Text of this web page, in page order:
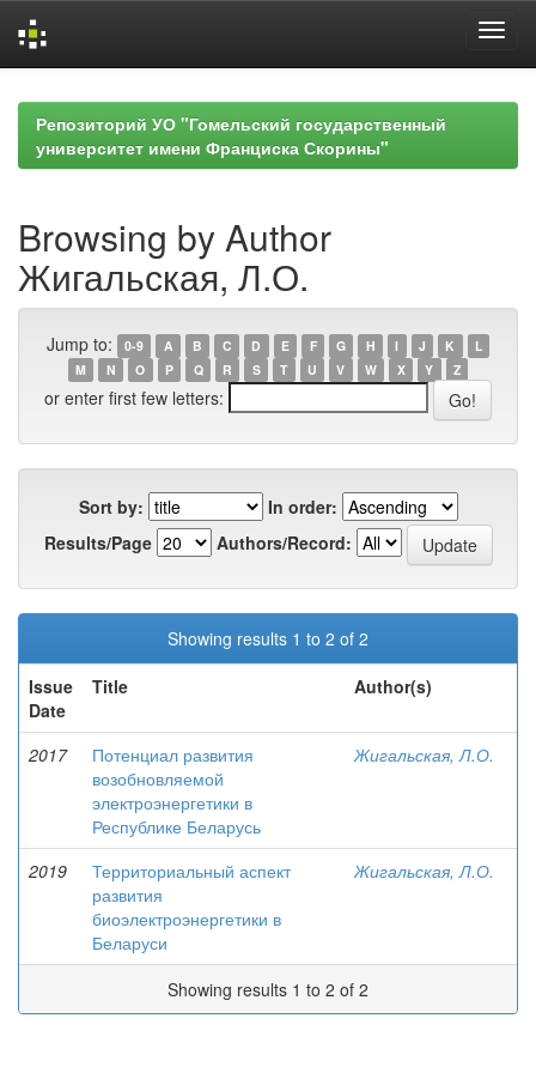
navigationРепозиторий УО "Гомельский государственный
университет имени Франциска Скорины"
Browsing by Author
Жигальская, Л.О.
Jump to: 0-9 A B C D E F G H I J K
L
M
N O P Q R S T U V W X Y Z
or enter first few letters:
Sort by:
In order:
Results/Page
Authors/Record:
Showing results 1 to 2 of 2
Issue
Date
Title Author(s)
2017
Потенциал развития
возобновляемой
электроэнергетики в
Республике Беларусь
Жигальская, Л.О.
2019
Территориальный аспект
развития
биоэлектроэнергетики в
Беларуси
Жигальская, Л.О.
Showing results 1 to 2 of 2